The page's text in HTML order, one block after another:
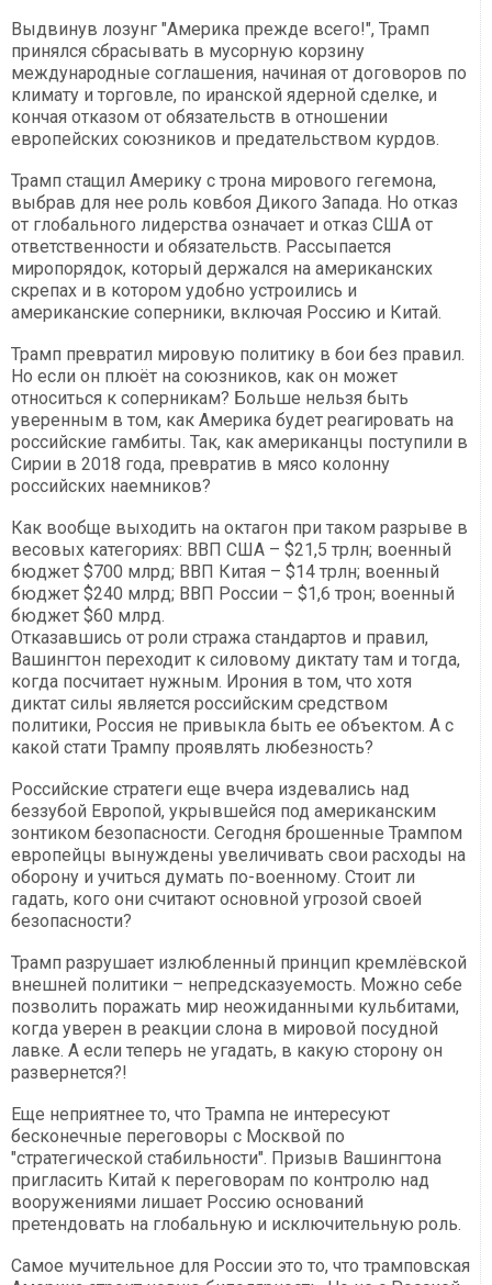
Выдвинув лозунг "Америка прежде всего!", Трамп
принялся сбрасывать в мусорную корзину
международные соглашения, начиная от договоров по
климату и торговле, по иранской ядерной сделке, и
кончая отказом от обязательств в отношении
европейских союзников и предательством курдов.
Трамп стащил Америку с трона мирового гегемона,
выбрав для нее роль ковбоя Дикого Запада. Но отказ
от глобального лидерства означает и отказ США от
ответственности и обязательств. Рассыпается
миропорядок, который держался на американских
скрепах и в котором удобно устроились и
американские соперники, включая Россию и Китай.
Трамп превратил мировую политику в бои без правил.
Но если он плюёт на союзников, как он может
относиться к соперникам? Больше нельзя быть
уверенным в том, как Америка будет реагировать на
российские гамбиты. Так, как американцы поступили в
Сирии в 2018 года, превратив в мясо колонну
российских наемников?
Как вообще выходить на октагон при таком разрыве в
весовых категориях: ВВП США – $21,5 трлн; военный
бюджет $700 млрд; ВВП Китая – $14 трлн; военный
бюджет $240 млрд; ВВП России – $1,6 трон; военный
бюджет $60 млрд.
Отказавшись от роли стража стандартов и правил,
Вашингтон переходит к силовому диктату там и тогда,
когда посчитает нужным. Ирония в том, что хотя
диктат силы является российским средством
политики, Россия не привыкла быть ее объектом. А с
какой стати Трампу проявлять любезность?
Российские стратеги еще вчера издевались над
беззубой Европой, укрывшейся под американским
зонтиком безопасности. Сегодня брошенные Трампом
европейцы вынуждены увеличивать свои расходы на
оборону и учиться думать по-военному. Стоит ли
гадать, кого они считают основной угрозой своей
безопасности?
Трамп разрушает излюбленный принцип кремлёвской
внешней политики – непредсказуемость. Можно себе
позволить поражать мир неожиданными кульбитами,
когда уверен в реакции слона в мировой посудной
лавке. А если теперь не угадать, в какую сторону он
развернется?!
Еще неприятнее то, что Трампа не интересуют
бесконечные переговоры с Москвой по
"стратегической стабильности". Призыв Вашингтона
пригласить Китай к переговорам по контролю над
вооружениями лишает Россию оснований
претендовать на глобальную и исключительную роль.
Самое мучительное для России это то, что трамповская